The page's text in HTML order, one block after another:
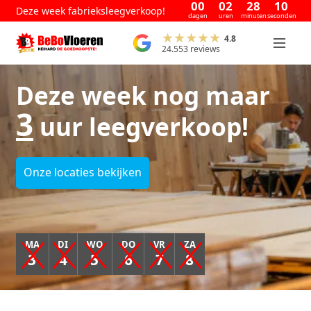
Deze week fabrieksleegverkoop! 00
dagen
02
uren
28
minuten
09
seconden
4.8
24.553 reviews
Deze week nog maar
3uur leegverkoop!
Onze locaties bekijken
MA
3
DI
4
WO
5
DO
6
VR
7
ZA
8